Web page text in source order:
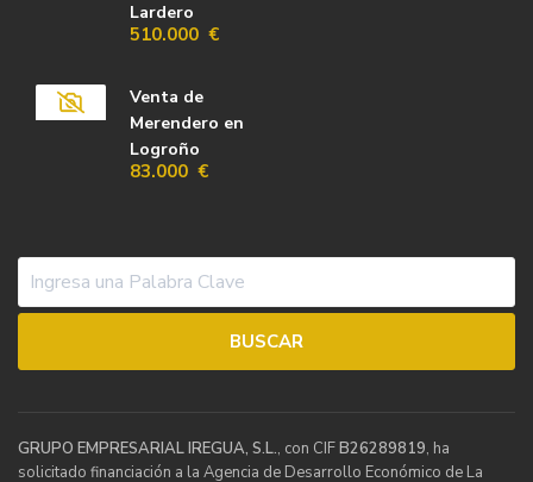
Lardero
510.000 €
Venta de
Merendero en
Logroño
83.000 €
GRUPO EMPRESARIAL IREGUA, S.L., con CIFB26289819, ha
solicitado financiación a la Agencia de Desarrollo Económico de La